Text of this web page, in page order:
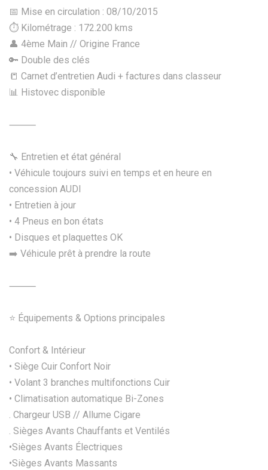
📅 Mise en circulation : 08/10/2015
⏱️ Kilométrage : 172.200 kms
👤 4ème Main // Origine France
🔑 Double des clés
📒 Carnet d’entretien Audi + factures dans classeur
📊 Histovec disponible
⸻
🔧 Entretien et état général
• Véhicule toujours suivi en temps et en heure en
concession AUDI
• Entretien à jour
• 4 Pneus en bon états
• Disques et plaquettes OK
➡️ Véhicule prêt à prendre la route
⸻
⭐ Équipements & Options principales
Confort & Intérieur
• Siège Cuir Confort Noir
• Volant 3 branches multifonctions Cuir
• Climatisation automatique Bi-Zones
. Chargeur USB // Allume Cigare
. Sièges Avants Chauffants et Ventilés
•Sièges Avants Électriques
•Sièges Avants Massants